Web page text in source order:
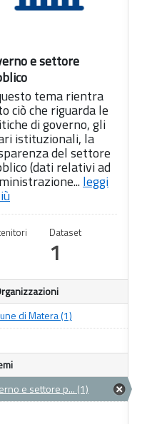
e settore
tema rientra
ciò che riguarda le
di governo, gli
istituzionali, la
del settore
(dati relativi ad
leggi
Dataset
1
di Matera (1)
e settore p... (1)